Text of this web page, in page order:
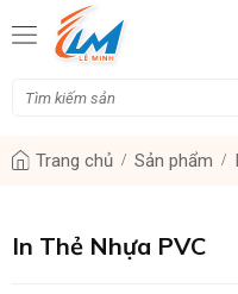
Trang chủ Sản phẩm
In Thẻ Nhựa PVC